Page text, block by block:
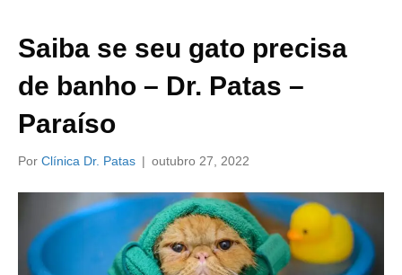
Saiba se seu gato precisa
de banho – Dr. Patas –
Paraíso
Por Clínica Dr. Patas | outubro 27, 2022